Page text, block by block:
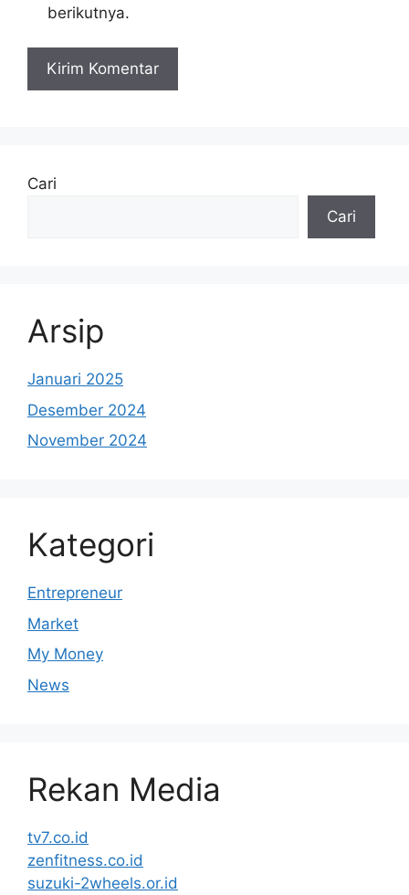
berikutnya.
Cari
Cari
Arsip
Januari 2025
Desember 2024
November 2024
Kategori
Entrepreneur
Market
My Money
News
Rekan Media
tv7.co.id
zenfitness.co.id
suzuki-2wheels.or.id